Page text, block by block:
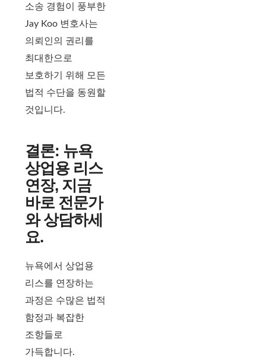
소송 경험이 풍부한
Jay Koo 변호사는
의뢰인의 권리를
최대한으로
보호하기 위해 모든
법적 수단을 동원할
것입니다.
결론: 뉴욕
상업용 리스
연장, 지금
바로 전문가
와 상담하세
요.
뉴욕에서 상업용
리스를 연장하는
과정은 수많은 법적
함정과 복잡한
조항들로
가득합니다.